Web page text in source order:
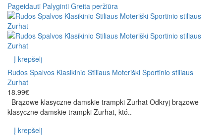
Pageidauti Palyginti Greita peržiūra
Į krepšelį
Rudos Spalvos Klasikinio Stiliaus Moteriški Sportinio stiliaus
Zurhat
18.99€
Brązowe klasyczne damskie trampki Zurhat Odkryj brązowe
klasyczne damskie trampki Zurhat, któ..
Į krepšelį